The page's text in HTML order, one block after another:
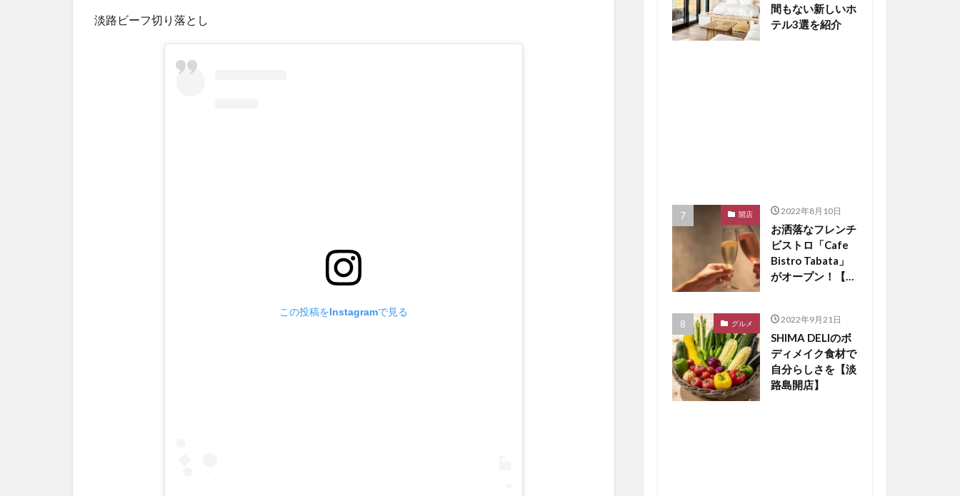
淡路ビーフ切り落とし
この投稿をInstagramで見る
間もない新しいホ
テル3選を紹介
開店 2022年8月10日
お洒落なフレンチ
ビストロ「Cafe
Bistro Tabata」
がオープン！【淡
グルメ 2022年9月21日
SHIMA DELIのボ
ディメイク食材で
自分らしさを【淡
路島開店】